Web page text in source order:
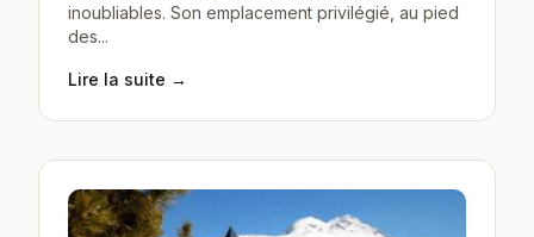
inoubliables. Son emplacement privilégié, au pied
des...
Lire la suite →